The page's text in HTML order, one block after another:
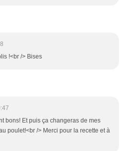
!<br /> Bises
bons! Et puis ça changeras de mes
poulet!<br /> Merci pour la recette et à